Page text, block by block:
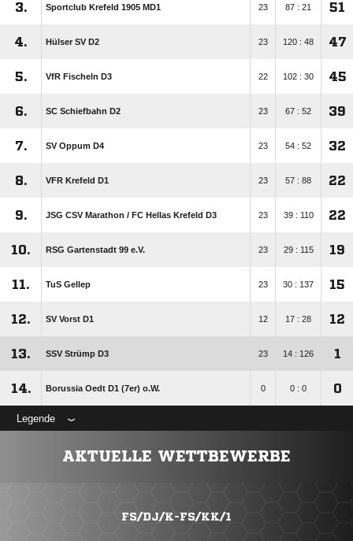
3. Sportclub Krefeld 1905 MD1 23 87 : 21 51
4. Hülser SV D2 23 120 : 48 47
5. VfR Fischeln D3 22 102 : 30 45
6. SC Schiefbahn D2 23 67 : 52 39
7. SV Oppum D4 23 54 : 52 32
8. VFR Krefeld D1 23 57 : 88 22
9. JSG CSV Marathon /​ FC Hellas Krefeld D3 23 39 : 110 22
10. RSG Gartenstadt 99 e.V. 23 29 : 115 19
11. TuS Gellep 23 30 : 137 15
12. SV Vorst D1 12 17 : 28 12
13. SSV Strümp D3 23 14 : 126 1
14. Borussia Oedt D1 (7er) o.W. 0 0 : 0 0
Legende
AKTUELLE WETTBEWERBE
FS/DJ/K-FS/KK/1